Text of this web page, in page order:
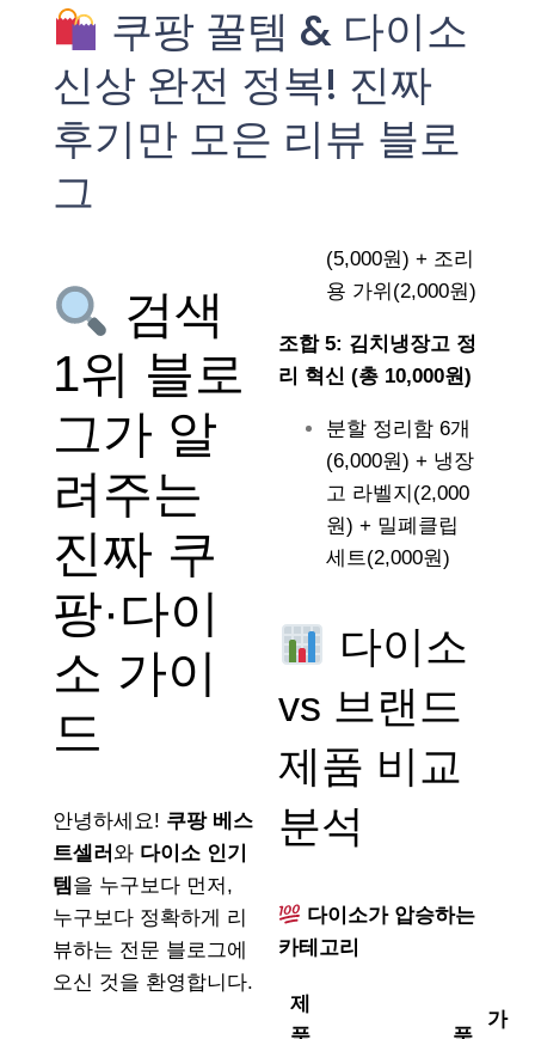
쿠팡 꿀템 & 다이소
신상 완전 정복! 진짜
후기만 모은 리뷰 블로
그
검색
1위 블로
그가 알
려주는
진짜 쿠
팡·다이
소 가이
드
안녕하세요! 쿠팡 베스
트셀러 와 다이소 인기
템 을 누구보다 먼저,
누구보다 정확하게 리
뷰하는 전문 블로그에
오신 것을 환영합니다.
(5,000원) + 조리
용 가위(2,000원)
조합 5: 김치냉장고 정
리 혁신 (총 10,000원)
분할 정리함 6개
(6,000원) + 냉장
고 라벨지(2,000
원) + 밀폐클립
세트(2,000원)
다이소
vs 브랜드
제품 비교
분석
다이소가 압승하는
카테고리
제
가